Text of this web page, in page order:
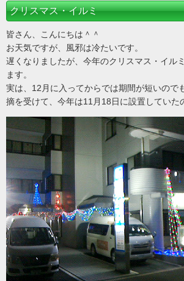
クリスマス・イルミ
皆さん、こんにちは＾＾
お天気ですが、風邪は冷たいです。
遅くなりましたが、今年のクリスマス・イル
ます。
実は、12月に入ってからでは期間が短いので
摘を受けて、今年は11月18日に設置していた